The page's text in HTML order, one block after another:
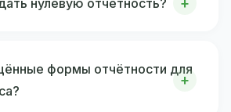
нулевую отчётность?
формы отчётности для